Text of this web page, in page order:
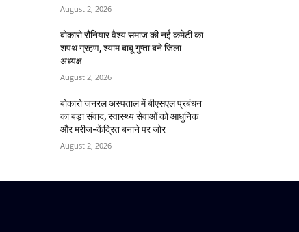
August 2, 2026
बोकारो रौनियार वैश्य समाज की नई कमेटी का
शपथ ग्रहण, श्याम बाबू गुप्ता बने जिला
अध्यक्ष
August 2, 2026
बोकारो जनरल अस्पताल में बीएसएल प्रबंधन
का बड़ा संवाद, स्वास्थ्य सेवाओं को आधुनिक
और मरीज-केंद्रित बनाने पर जोर
August 2, 2026